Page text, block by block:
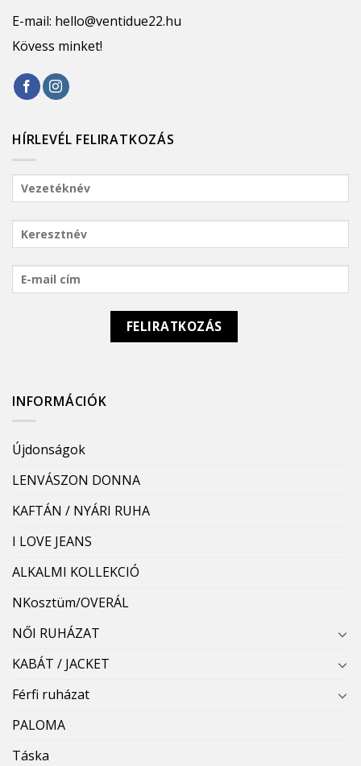
E-mail: hello@ventidue22.hu
Kövess minket!
HÍRLEVÉL FELIRATKOZÁS
INFORMÁCIÓK
Újdonságok
LENVÁSZON DONNA
KAFTÁN / NYÁRI RUHA
I LOVE JEANS
ALKALMI KOLLEKCIÓ
NKosztüm/OVERÁL
NŐI RUHÁZAT
KABÁT / JACKET
Férfi ruházat
PALOMA
Táska